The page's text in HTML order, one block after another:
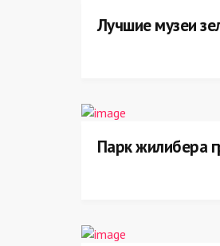
Лучшие музеи
Парк жилибера